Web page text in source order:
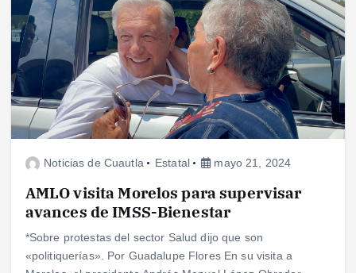
Noticias de Cuautla Estatal mayo 21, 2024
AMLO visita Morelos para supervisar
avances de IMSS-Bienestar
*Sobre protestas del sector Salud dijo que son
«politiquerías». Por Guadalupe Flores En su visita a